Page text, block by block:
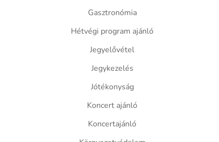
Gasztronómia
Hétvégi program ajánló
Jegyelővétel
Jegykezelés
Jótékonyság
Koncert ajánló
Koncertajánló